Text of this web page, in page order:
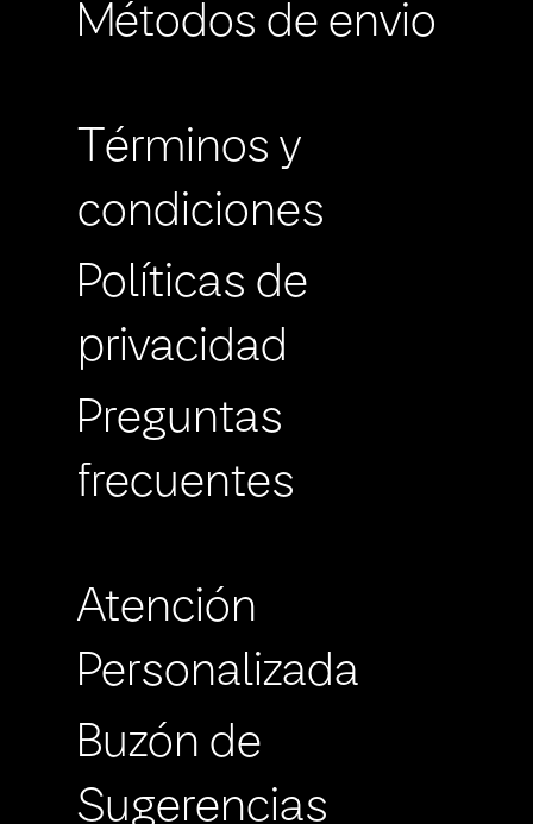
Métodos de envio
Términos y
condiciones
Políticas de
privacidad
Preguntas
frecuentes
Atención
Personalizada
Buzón de
Sugerencias